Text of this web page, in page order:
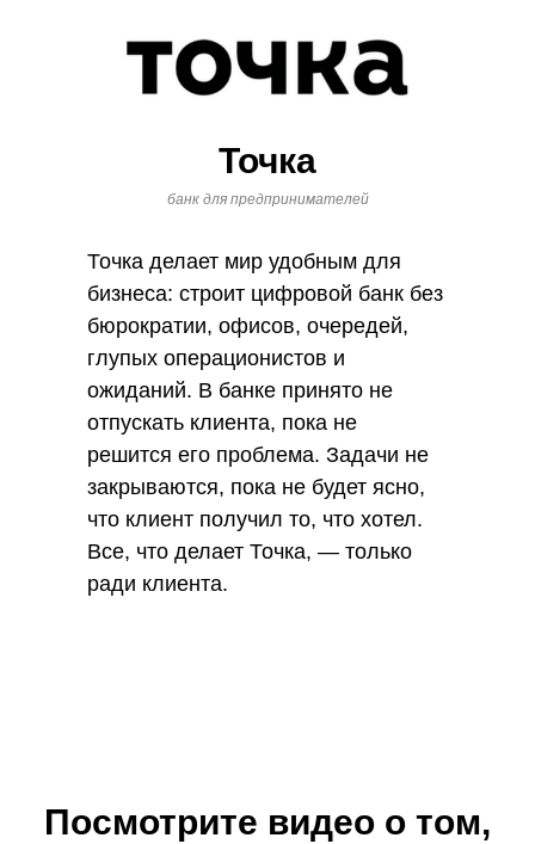
Точка
банк для предпринимателей
Точка делает мир удобным для
бизнеса: строит цифровой банк без
бюрократии, офисов, очередей,
глупых операционистов и
ожиданий. В банке принято не
отпускать клиента, пока не
решится его проблема. Задачи не
закрываются, пока не будет ясно,
что клиент получил то, что хотел.
Все, что делает Точка, — только
ради клиента.
Посмотрите видео о том,